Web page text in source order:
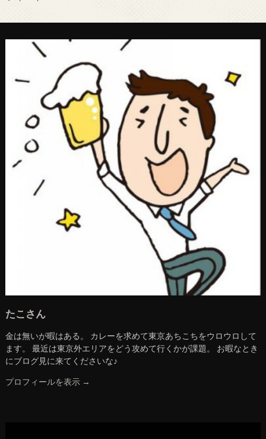
たこさん
金は無いが暇はある。 カレーを求めて東京あちこちをウロウロして
ます。 最近は東京外エリアをどう攻めて行くかが課題。 お暇なとき
にブログ見に来てくださいな♪
プロフィールを表示 →